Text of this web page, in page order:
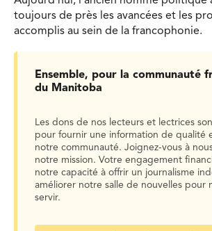
toujours de près les avancées et les
accomplis au sein de la francophonie.
Ensemble, pour la communauté
du Manitoba
Les dons de nos lecteurs et lectrices
pour fournir une information de qualité
notre communauté. Joignez-vous à
notre mission. Votre engagement
notre capacité à offrir un journalisme
améliorer notre salle de nouvelles pour
servir.